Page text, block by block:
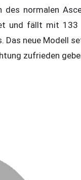
normalen
und fällt mit
neue Modell
zufrieden